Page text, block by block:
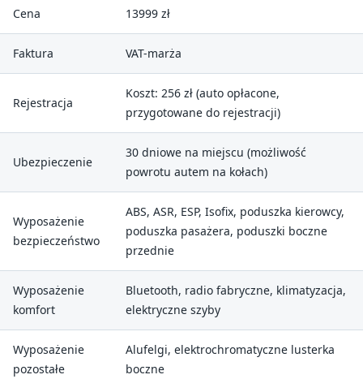
Cena 13999 zł
Faktura VAT-marża
Rejestracja
Koszt: 256 zł (auto opłacone,
przygotowane do rejestracji)
Ubezpieczenie
30 dniowe na miejscu (możliwość
powrotu autem na kołach)
Wyposażenie
bezpieczeństwo
ABS, ASR, ESP, Isofix, poduszka kierowcy,
poduszka pasażera, poduszki boczne
przednie
Wyposażenie
komfort
Bluetooth, radio fabryczne, klimatyzacja,
elektryczne szyby
Wyposażenie
pozostałe
Alufelgi, elektrochromatyczne lusterka
boczne